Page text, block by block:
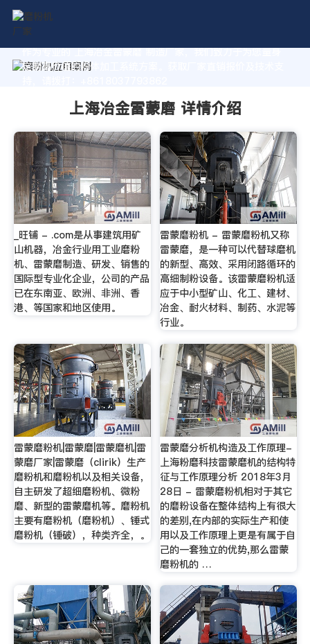
作为专业的 上海冶金雷蒙磨 制造厂家，我们致力于为您量身
定制高价值的粉体加工系统方案。获取厂家直销报价及技术支
上海冶金雷蒙磨 详情介绍
_旺铺 - .com是从事建筑用矿
山机器，冶金行业用工业磨粉
机、雷蒙磨制造、研发、销售的
国际型专业化企业，公司的产品
已在东南亚、欧洲、非洲、香
港、等国家和地区使用。
雷蒙磨粉机 - 雷蒙磨粉机又称
雷蒙磨，是一种可以代替球磨机
的新型、高效、采用闭路循环的
高细制粉设备。该雷蒙磨粉机适
应于中小型矿山、化工、建材、
冶金、耐火材料、制药、水泥等
行业。
雷蒙磨粉机|雷蒙磨|雷蒙磨机|雷
蒙磨厂家|雷蒙磨（clirik）生产
磨粉机和磨粉机以及相关设备，
自主研发了超细磨粉机、微粉
磨、新型的雷蒙磨机等。磨粉机
主要有磨粉机（磨粉机）、锤式
磨粉机（锤破），种类齐全，。
雷蒙磨分析机构造及工作原理-
上海粉磨科技雷蒙磨机的结构特
征与工作原理分析 2018年3月
28日 - 雷蒙磨粉机相对于其它
的磨粉设备在整体结构上有很大
的差别,在内部的实际生产和使
用以及工作原理上更是有属于自
己的一套独立的优势,那么雷蒙
磨粉机的 …